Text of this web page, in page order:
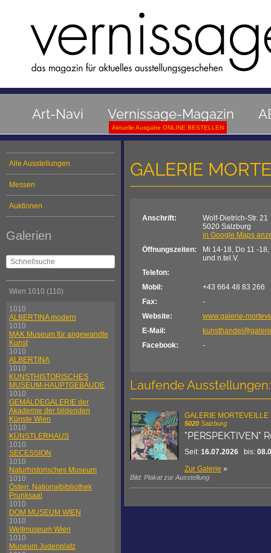
Art-Navi Vernissage-Magazin
Aktuelle Ausgabe ONLINE BESTELLEN
Alle Ausstellungen
Messen
Auktionen
Galerien
Wien 1010 (110)
1010
ALBERTINA modern
1010
MAK Museum für angewandte
Kunst
1010
ALBERTINA
1010
KUNSTHISTORISCHES
MUSEUM-HAUPTGEBÄUDE
1010
GEMÄLDEGALERIE der
Akademie der bildenden
Künste Wien
1010
KÜNSTLERHAUS
1010
SECESSION
1010
Naturhistorisches Museum
1010
Österr. Nationalbibliothek
Prunksaal
1010
DOM MUSEUM WIEN
1010
Weltmuseum Wien
1010
Museum Judenplatz
GALERIE
Anschrift:
Wolf-Dietrich-Str. 21
5020 Salzburg
in Google Maps
Öffnungszeiten:
Mi 14-18, Do 11 -
und n.tel.V.
Telefon:
Mobil:
+43 664 48 83 266
Fax:
-
Website:
www.galerie-
E-Mail:
Facebook:
-
Laufende Ausstellungen:
GALERIE MORTEVEILLE
5020 Salzburg
"PERSPEKTIVEN"
Seit: 16.07.2026 bis:
Zur Galerie »
Bild: Plakat zur Ausstellung